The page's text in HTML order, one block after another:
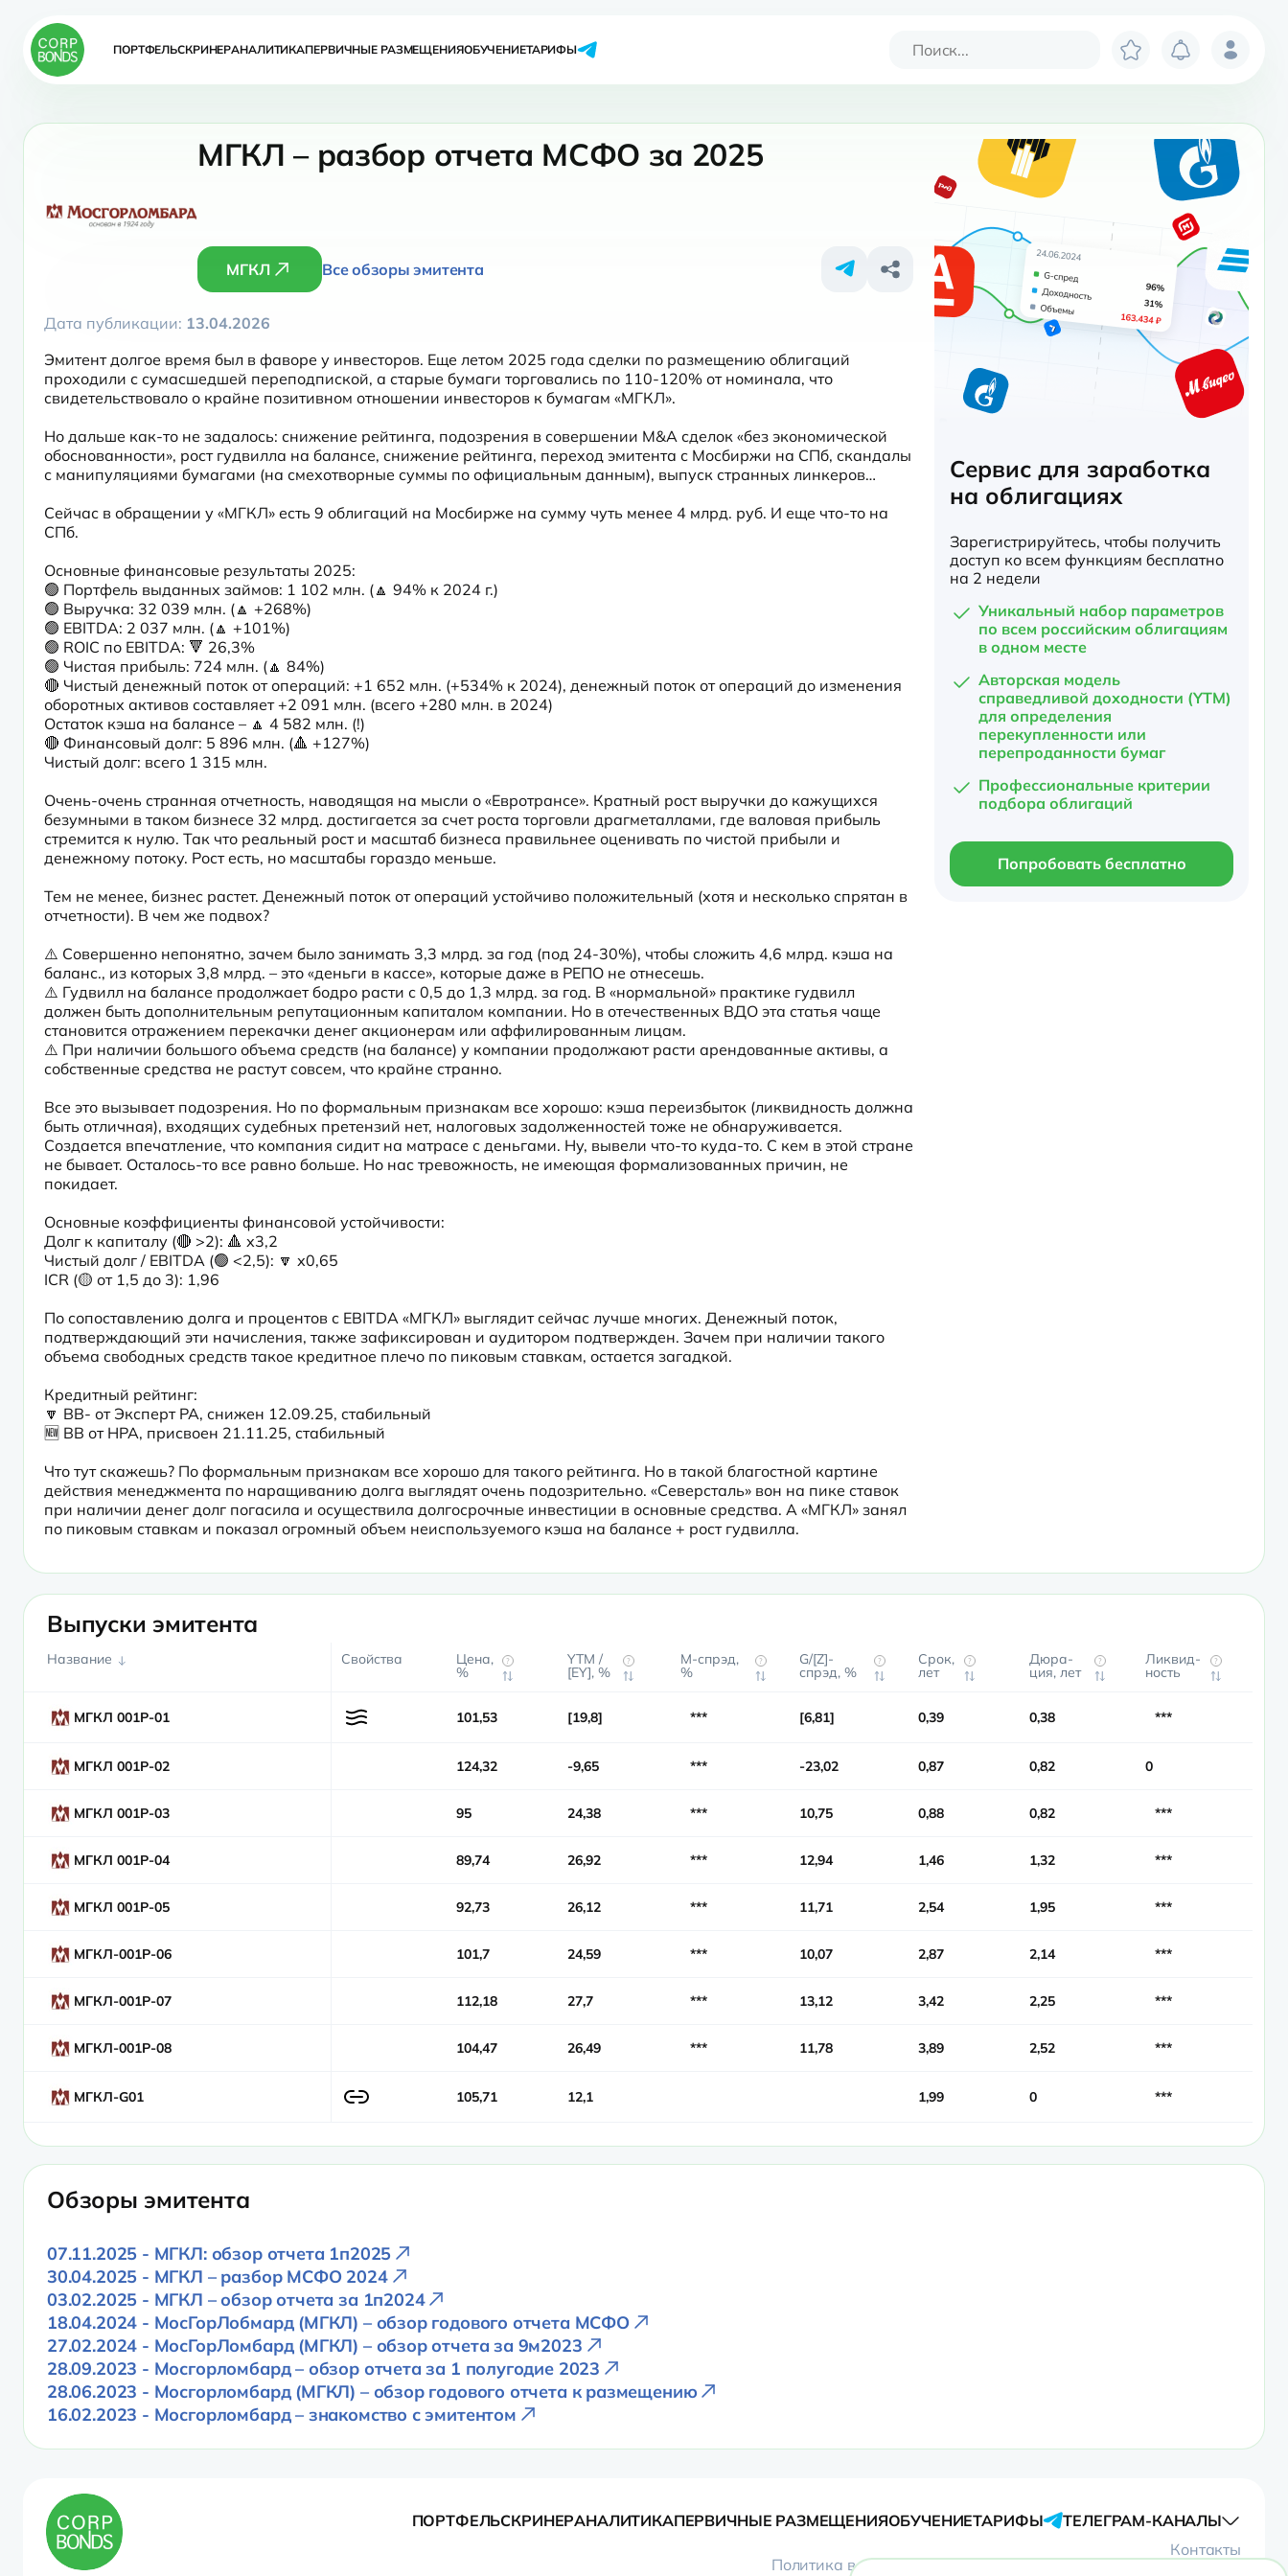
ПОРТФЕЛЬСКРИНЕРАНАЛИТИКАПЕРВИЧНЫЕ РАЗМЕЩЕНИЯОБУЧЕНИЕТАРИФЫ
МГКЛ – разбор отчета МСФО за 2025
МГКЛ Все обзоры эмитента
Дата публикации: 13.04.2026
Эмитент долгое время был в фаворе у инвесторов. Еще летом 2025 года сделки по размещению облигаций
проходили с сумасшедшей переподпиской, а старые бумаги торговались по 110-120% от номинала, что
свидетельствовало о крайне позитивном отношении инвесторов к бумагам «МГКЛ».
Но дальше как-то не задалось: снижение рейтинга, подозрения в совершении M&A сделок «без экономической
обоснованности», рост гудвилла на балансе, снижение рейтинга, переход эмитента с Мосбиржи на СПб, скандалы
с манипуляциями бумагами (на смехотворные суммы по официальным данным), выпуск странных линкеров…
Сейчас в обращении у «МГКЛ» есть 9 облигаций на Мосбирже на сумму чуть менее 4 млрд. руб. И еще что-то на
СПб.
Основные финансовые результаты 2025:
🟢 Портфель выданных займов: 1 102 млн. (🔼 94% к 2024 г.)
🟢 Выручка: 32 039 млн. (🔼 +268%)
🟢 EBITDA: 2 037 млн. (🔼 +101%)
🟢 ROIC по EBITDA: 🔻 26,3%
🟢 Чистая прибыль: 724 млн. (🔼 84%)
🔴 Чистый денежный поток от операций: +1 652 млн. (+534% к 2024), денежный поток от операций до изменения
оборотных активов составляет +2 091 млн. (всего +280 млн. в 2024)
Остаток кэша на балансе – 🔼 4 582 млн. (!)
🔴 Финансовый долг: 5 896 млн. (🔺 +127%)
Чистый долг: всего 1 315 млн.
Очень-очень странная отчетность, наводящая на мысли о «Евротрансе». Кратный рост выручки до кажущихся
безумными в таком бизнесе 32 млрд. достигается за счет роста торговли драгметаллами, где валовая прибыль
стремится к нулю. Так что реальный рост и масштаб бизнеса правильнее оценивать по чистой прибыли и
денежному потоку. Рост есть, но масштабы гораздо меньше.
Тем не менее, бизнес растет. Денежный поток от операций устойчиво положительный (хотя и несколько спрятан в
отчетности). В чем же подвох?
⚠️ Совершенно непонятно, зачем было занимать 3,3 млрд. за год (под 24-30%), чтобы сложить 4,6 млрд. кэша на
баланс., из которых 3,8 млрд. – это «деньги в кассе», которые даже в РЕПО не отнесешь.
⚠️ Гудвилл на балансе продолжает бодро расти с 0,5 до 1,3 млрд. за год. В «нормальной» практике гудвилл
должен быть дополнительным репутационным капиталом компании. Но в отечественных ВДО эта статья чаще
становится отражением перекачки денег акционерам или аффилированным лицам.
⚠️ При наличии большого объема средств (на балансе) у компании продолжают расти арендованные активы, а
собственные средства не растут совсем, что крайне странно.
Все это вызывает подозрения. Но по формальным признакам все хорошо: кэша переизбыток (ликвидность должна
быть отличная), входящих судебных претензий нет, налоговых задолженностей тоже не обнаруживается.
Создается впечатление, что компания сидит на матрасе с деньгами. Ну, вывели что-то куда-то. С кем в этой стране
не бывает. Осталось-то все равно больше. Но нас тревожность, не имеющая формализованных причин, не
покидает.
Основные коэффициенты финансовой устойчивости:
Долг к капиталу (🔴 >2): 🔺 х3,2
Чистый долг / EBITDA (🟢 <2,5): 🔽 х0,65
ICR (🟡 от 1,5 до 3): 1,96
По сопоставлению долга и процентов с EBITDA «МГКЛ» выглядит сейчас лучше многих. Денежный поток,
подтверждающий эти начисления, также зафиксирован и аудитором подтвержден. Зачем при наличии такого
объема свободных средств такое кредитное плечо по пиковым ставкам, остается загадкой.
Кредитный рейтинг:
🔽 BB- от Эксперт РА, снижен 12.09.25, стабильный
🆕 BB от НРА, присвоен 21.11.25, стабильный
Что тут скажешь? По формальным признакам все хорошо для такого рейтинга. Но в такой благостной картине
действия менеджмента по наращиванию долга выглядят очень подозрительно. «Северсталь» вон на пике ставок
при наличии денег долг погасила и осуществила долгосрочные инвестиции в основные средства. А «МГКЛ» занял
по пиковым ставкам и показал огромный объем неиспользуемого кэша на балансе + рост гудвилла.
Сервис для заработка
на облигациях
Зарегистрируйтесь, чтобы получить
доступ ко всем функциям бесплатно
на 2 недели
Уникальный набор параметров
по всем российским облигациям
в одном месте
Авторская модель
справедливой доходности (YTM)
для определения
перекупленности или
перепроданности бумаг
Профессиональные критерии
подбора облигаций
Попробовать бесплатно
Выпуски эмитента
Название Свойства Цена,
%
? YTM /
[EY], %
? М-спрэд,
%
? G/[Z]-
спрэд, %
? Срок,
лет
? Дюра­
ция, лет
? Ликвид­
ность
?
МГКЛ 001Р-01 101,53 19,8 *** 6,81 0,39 0,38 ***
МГКЛ 001Р-02 124,32 -9,65 *** -23,02 0,87 0,82 0
МГКЛ 001Р-03 95 24,38 *** 10,75 0,88 0,82 ***
МГКЛ 001Р-04 89,74 26,92 *** 12,94 1,46 1,32 ***
МГКЛ 001Р-05 92,73 26,12 *** 11,71 2,54 1,95 ***
МГКЛ-001Р-06 101,7 24,59 *** 10,07 2,87 2,14 ***
МГКЛ-001Р-07 112,18 27,7 *** 13,12 3,42 2,25 ***
МГКЛ-001Р-08 104,47 26,49 *** 11,78 3,89 2,52 ***
МГКЛ-G01 105,71 12,1 1,99 0 ***
Обзоры эмитента
07.11.2025 - МГКЛ: обзор отчета 1п2025
30.04.2025 - МГКЛ – разбор МСФО 2024
03.02.2025 - МГКЛ – обзор отчета за 1п2024
18.04.2024 - МосГорЛобмард (МГКЛ) – обзор годового отчета МСФО
27.02.2024 - МосГорЛомбард (МГКЛ) – обзор отчета за 9м2023
28.09.2023 - Мосгорломбард – обзор отчета за 1 полугодие 2023
28.06.2023 - Мосгорломбард (МГКЛ) – обзор годового отчета к размещению
16.02.2023 - Мосгорломбард – знакомство с эмитентом
ПОРТФЕЛЬСКРИНЕРАНАЛИТИКАПЕРВИЧНЫЕ РАЗМЕЩЕНИЯОБУЧЕНИЕТАРИФЫ
ТЕЛЕГРАМ-КАНАЛЫ
Контакты
Политика в отношении обработки персональных данных сайта